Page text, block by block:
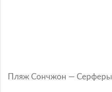
Пляж Сончжон — Серферы